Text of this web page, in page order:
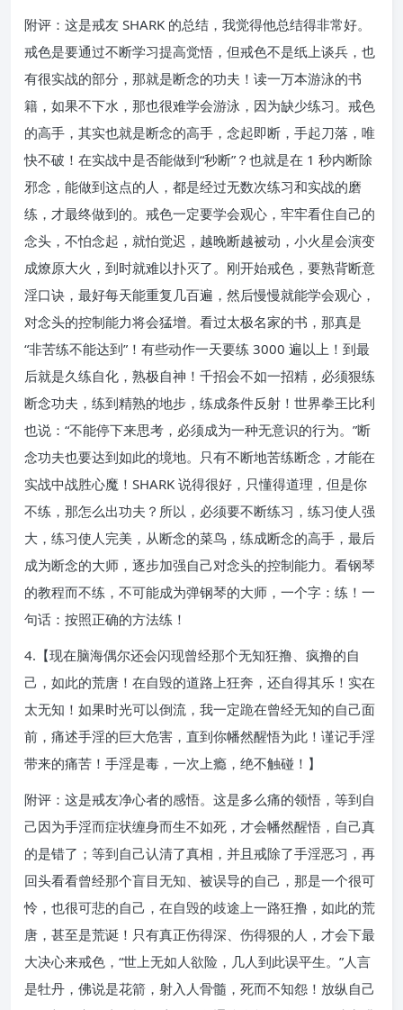
附评：这是戒友 SHARK 的总结，我觉得他总结得非常好。
戒色是要通过不断学习提高觉悟，但戒色不是纸上谈兵，也
有很实战的部分，那就是断念的功夫！读一万本游泳的书
籍，如果不下水，那也很难学会游泳，因为缺少练习。戒色
的高手，其实也就是断念的高手，念起即断，手起刀落，唯
快不破！在实战中是否能做到“秒断”？也就是在 1 秒内断除
邪念，能做到这点的人，都是经过无数次练习和实战的磨
练，才最终做到的。戒色一定要学会观心，牢牢看住自己的
念头，不怕念起，就怕觉迟，越晚断越被动，小火星会演变
成燎原大火，到时就难以扑灭了。刚开始戒色，要熟背断意
淫口诀，最好每天能重复几百遍，然后慢慢就能学会观心，
对念头的控制能力将会猛增。看过太极名家的书，那真是
“非苦练不能达到”！有些动作一天要练 3000 遍以上！到最
后就是久练自化，熟极自神！千招会不如一招精，必须狠练
断念功夫，练到精熟的地步，练成条件反射！世界拳王比利
也说：“不能停下来思考，必须成为一种无意识的行为。”断
念功夫也要达到如此的境地。只有不断地苦练断念，才能在
实战中战胜心魔！SHARK 说得很好，只懂得道理，但是你
不练，那怎么出功夫？所以，必须要不断练习，练习使人强
大，练习使人完美，从断念的菜鸟，练成断念的高手，最后
成为断念的大师，逐步加强自己对念头的控制能力。看钢琴
的教程而不练，不可能成为弹钢琴的大师，一个字：练！一
句话：按照正确的方法练！
4.【现在脑海偶尔还会闪现曾经那个无知狂撸、疯撸的自
己，如此的荒唐！在自毁的道路上狂奔，还自得其乐！实在
太无知！如果时光可以倒流，我一定跪在曾经无知的自己面
前，痛述手淫的巨大危害，直到你幡然醒悟为此！谨记手淫
带来的痛苦！手淫是毒，一次上瘾，绝不触碰！】
附评：这是戒友净心者的感悟。这是多么痛的领悟，等到自
己因为手淫而症状缠身而生不如死，才会幡然醒悟，自己真
的是错了；等到自己认清了真相，并且戒除了手淫恶习，再
回头看看曾经那个盲目无知、被误导的自己，那是一个很可
怜，也很可悲的自己，在自毁的歧途上一路狂撸，如此的荒
唐，甚至是荒诞！只有真正伤得深、伤得狠的人，才会下最
大决心来戒色，“世上无如人欲险，几人到此误平生。”人言
是牡丹，佛说是花箭，射入人骨髓，死而不知怨！放纵自己